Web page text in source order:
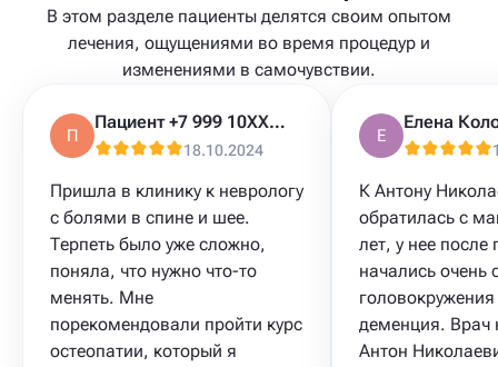
В этом разделе пациенты делятся своим опытом
лечения, ощущениями во время процедур и
изменениями в самочувствии.
П
Пациент +7 999 10XXXXX
18.10.2024
Пришла в клинику к неврологу
с болями в спине и шее.
Терпеть было уже сложно,
поняла, что нужно что-то
менять. Мне
порекомендовали пройти курс
остеопатии, который я
Е
К Антону
обратилась с
лет, у нее после
начались очень
деменция. Врач
Антон